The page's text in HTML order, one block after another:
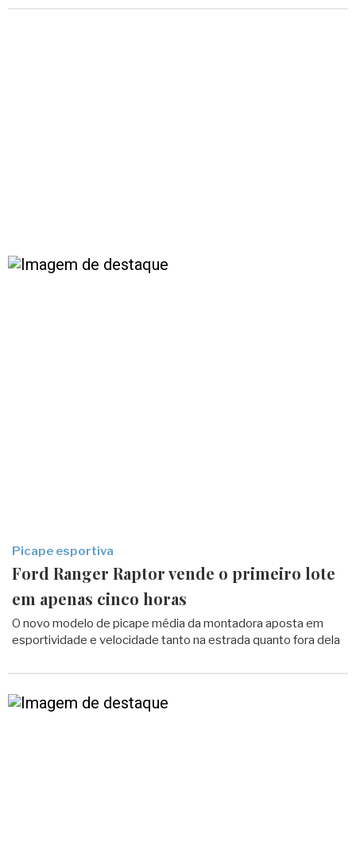
Picape esportiva
Ford Ranger Raptor vende o primeiro lote
em apenas cinco horas
O novo modelo de picape média da montadora aposta em
esportividade e velocidade tanto na estrada quanto fora dela